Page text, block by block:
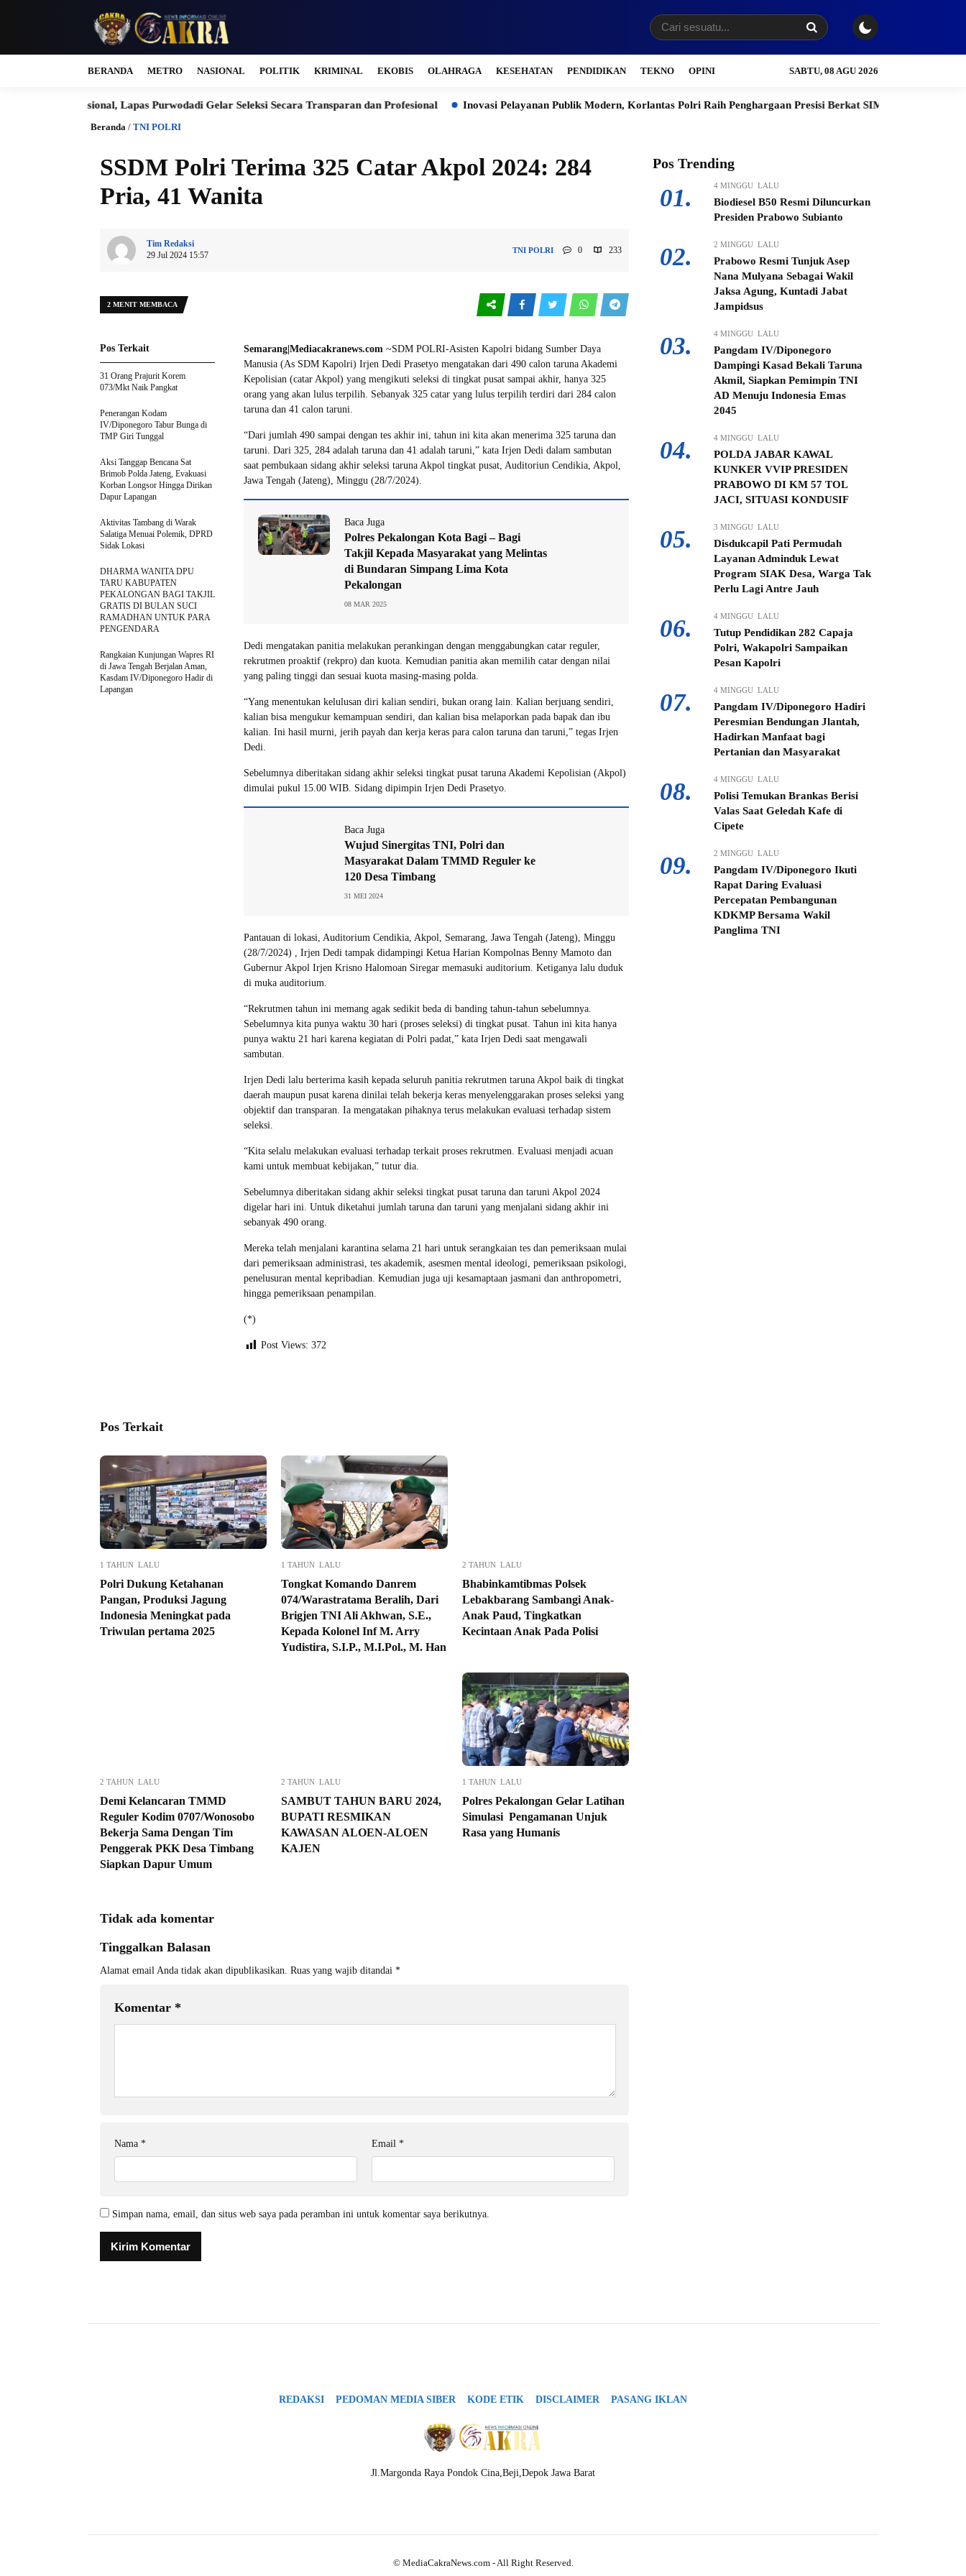
BERANDA METRO NASIONAL POLITIK KRIMINAL EKOBIS OLAHRAGA KESEHATAN PENDIDIKAN TEKNO OPINI SABTU, 08 AGU 2026
Nasional, Lapas Purwodadi Gelar Seleksi Secara Transparan dan Profesional Inovasi Pelayanan Publik Modern, Korlantas Polri Raih Penghargaan Presisi Berkat SIM Digital dan e-BPKB
Beranda / TNI POLRI
SSDM Polri Terima 325 Catar Akpol 2024: 284
Pria, 41 Wanita
Tim Redaksi
29 Jul 2024 15:57
TNI POLRI 0 233
2 MENIT MEMBACA
Semarang|Mediacakranews.com ~SDM POLRI-Asisten Kapolri bidang Sumber Daya
Manusia (As SDM Kapolri) Irjen Dedi Prasetyo mengatakan dari 490 calon taruna Akademi
Kepolisian (catar Akpol) yang mengikuti seleksi di tingkat pusat sampai akhir, hanya 325
orang yang akan lulus terpilih. Sebanyak 325 catar yang lulus terpilih terdiri dari 284 calon
taruna dan 41 calon taruni.
“Dari jumlah 490 sampai dengan tes akhir ini, tahun ini kita akan menerima 325 taruna dan
taruni. Dari 325, 284 adalah taruna dan 41 adalah taruni,” kata Irjen Dedi dalam sambutan
saat pembukaan sidang akhir seleksi taruna Akpol tingkat pusat, Auditoriun Cendikia, Akpol,
Jawa Tengah (Jateng), Minggu (28/7/2024).
Baca Juga
Polres Pekalongan Kota Bagi – Bagi
Takjil Kepada Masyarakat yang Melintas
di Bundaran Simpang Lima Kota
Pekalongan
08 MAR 2025
Dedi mengatakan panitia melakukan perankingan dengan menggabungkan catar reguler,
rekrutmen proaktif (rekpro) dan kuota. Kemudian panitia akan memilih catar dengan nilai
yang paling tinggi dan sesuai kuota masing-masing polda.
“Yang menentukan kelulusan diri kalian sendiri, bukan orang lain. Kalian berjuang sendiri,
kalian bisa mengukur kemampuan sendiri, dan kalian bisa melaporkan pada bapak dan ibu
kalian. Ini hasil murni, jerih payah dan kerja keras para calon taruna dan taruni,” tegas Irjen
Dedi.
Sebelumnya diberitakan sidang akhir seleksi tingkat pusat taruna Akademi Kepolisian (Akpol)
dimulai pukul 15.00 WIB. Sidang dipimpin Irjen Dedi Prasetyo.
Baca Juga
Wujud Sinergitas TNI, Polri dan
Masyarakat Dalam TMMD Reguler ke
120 Desa Timbang
31 MEI 2024
Pantauan di lokasi, Auditorium Cendikia, Akpol, Semarang, Jawa Tengah (Jateng), Minggu
(28/7/2024) , Irjen Dedi tampak didampingi Ketua Harian Kompolnas Benny Mamoto dan
Gubernur Akpol Irjen Krisno Halomoan Siregar memasuki auditorium. Ketiganya lalu duduk
di muka auditorium.
“Rekrutmen tahun ini memang agak sedikit beda di banding tahun-tahun sebelumnya.
Sebelumnya kita punya waktu 30 hari (proses seleksi) di tingkat pusat. Tahun ini kita hanya
punya waktu 21 hari karena kegiatan di Polri padat,” kata Irjen Dedi saat mengawali
sambutan.
Irjen Dedi lalu berterima kasih kepada seluruh panitia rekrutmen taruna Akpol baik di tingkat
daerah maupun pusat karena dinilai telah bekerja keras menyelenggarakan proses seleksi yang
objektif dan transparan. Ia mengatakan pihaknya terus melakukan evaluasi terhadap sistem
seleksi.
“Kita selalu melakukan evaluasi terhadap terkait proses rekrutmen. Evaluasi menjadi acuan
kami untuk membuat kebijakan,” tutur dia.
Sebelumnya diberitakan sidang akhir seleksi tingkat pusat taruna dan taruni Akpol 2024
digelar hari ini. Untuk diketahui jumlah taruna dan taruni yang menjalani sidang akhir ini
sebanyak 490 orang.
Mereka telah menjalani karantina selama 21 hari untuk serangkaian tes dan pemeriksaan mulai
dari pemeriksaan administrasi, tes akademik, asesmen mental ideologi, pemeriksaan psikologi,
penelusuran mental kepribadian. Kemudian juga uji kesamaptaan jasmani dan anthropometri,
hingga pemeriksaan penampilan.
(*)
Post Views: 372
Pos Terkait
31 Orang Prajurit Korem
073/Mkt Naik Pangkat
Penerangan Kodam
IV/Diponegoro Tabur Bunga di
TMP Giri Tunggal
Aksi Tanggap Bencana Sat
Brimob Polda Jateng, Evakuasi
Korban Longsor Hingga Dirikan
Dapur Lapangan
Aktivitas Tambang di Warak
Salatiga Menuai Polemik, DPRD
Sidak Lokasi
DHARMA WANITA DPU
TARU KABUPATEN
PEKALONGAN BAGI TAKJIL
GRATIS DI BULAN SUCI
RAMADHAN UNTUK PARA
PENGENDARA
Rangkaian Kunjungan Wapres RI
di Jawa Tengah Berjalan Aman,
Kasdam IV/Diponegoro Hadir di
Lapangan
Pos Terkait
1 TAHUN LALU
Polri Dukung Ketahanan
Pangan, Produksi Jagung
Indonesia Meningkat pada
Triwulan pertama 2025
1 TAHUN LALU
Tongkat Komando Danrem
074/Warastratama Beralih, Dari
Brigjen TNI Ali Akhwan, S.E.,
Kepada Kolonel Inf M. Arry
Yudistira, S.I.P., M.I.Pol., M. Han
2 TAHUN LALU
Bhabinkamtibmas Polsek
Lebakbarang Sambangi Anak-
Anak Paud, Tingkatkan
Kecintaan Anak Pada Polisi
2 TAHUN LALU
Demi Kelancaran TMMD
Reguler Kodim 0707/Wonosobo
Bekerja Sama Dengan Tim
Penggerak PKK Desa Timbang
Siapkan Dapur Umum
2 TAHUN LALU
SAMBUT TAHUN BARU 2024,
BUPATI RESMIKAN
KAWASAN ALOEN-ALOEN
KAJEN
1 TAHUN LALU
Polres Pekalongan Gelar Latihan
Simulasi Pengamanan Unjuk
Rasa yang Humanis
Tidak ada komentar
Tinggalkan Balasan
Alamat email Anda tidak akan dipublikasikan. Ruas yang wajib ditandai *
Komentar *
Nama * Email *
Simpan nama, email, dan situs web saya pada peramban ini untuk komentar saya berikutnya.
Pos Trending
01. 4 MINGGU LALU
Biodiesel B50 Resmi Diluncurkan
Presiden Prabowo Subianto
02. 2 MINGGU LALU
Prabowo Resmi Tunjuk Asep
Nana Mulyana Sebagai Wakil
Jaksa Agung, Kuntadi Jabat
Jampidsus
03. 4 MINGGU LALU
Pangdam IV/Diponegoro
Dampingi Kasad Bekali Taruna
Akmil, Siapkan Pemimpin TNI
AD Menuju Indonesia Emas
2045
04. 4 MINGGU LALU
POLDA JABAR KAWAL
KUNKER VVIP PRESIDEN
PRABOWO DI KM 57 TOL
JACI, SITUASI KONDUSIF
05. 3 MINGGU LALU
Disdukcapil Pati Permudah
Layanan Adminduk Lewat
Program SIAK Desa, Warga Tak
Perlu Lagi Antre Jauh
06. 4 MINGGU LALU
Tutup Pendidikan 282 Capaja
Polri, Wakapolri Sampaikan
Pesan Kapolri
07. 4 MINGGU LALU
Pangdam IV/Diponegoro Hadiri
Peresmian Bendungan Jlantah,
Hadirkan Manfaat bagi
Pertanian dan Masyarakat
08. 4 MINGGU LALU
Polisi Temukan Brankas Berisi
Valas Saat Geledah Kafe di
Cipete
09. 2 MINGGU LALU
Pangdam IV/Diponegoro Ikuti
Rapat Daring Evaluasi
Percepatan Pembangunan
KDKMP Bersama Wakil
Panglima TNI
REDAKSI PEDOMAN MEDIA SIBER KODE ETIK DISCLAIMER PASANG IKLAN
Jl.Margonda Raya Pondok Cina,Beji,Depok Jawa Barat
© MediaCakraNews.com - All Right Reserved.